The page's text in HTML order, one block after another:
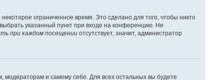
ограниченное время. Это сделано для того, чтобы никто
указанный пункт при входе на конференцию. Не
при каждом посещении отсутствует, значит, администратор
модераторам и самому себе. Для всех остальных вы будете